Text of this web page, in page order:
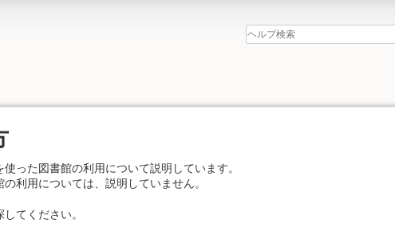
った図書館の利用について説明しています。
利用については、説明していません。
てください。